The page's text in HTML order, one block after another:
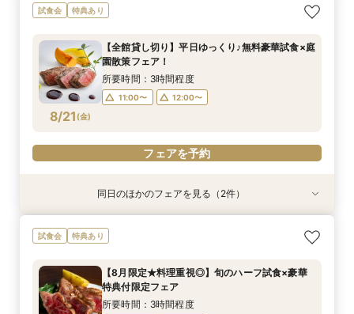
8/20(木)
≪はじめての見学☆≫90分でショート相談会
【特典付き♪】
12:00〜
14:00〜
15:00〜
16:00〜
8/20(木)
〈平日限定♪〉＊1600坪の庭園美＆邸宅＊【全館
見学ツアー】
12:00〜
15:00〜
17:00〜
18:00〜
試食会 特典あり
8/21 (金)
【全館貸し切り】平日ゆっくり♪無料豪華試食×庭
園散策フェア！
所要時間：3時間程度
11:00〜 12:00〜
フェアを予約
8/21(金)
≪はじめての見学☆≫90分でショート相談会
【特典付き♪】
12:00〜
13:00〜
14:00〜
15:00〜
8/21(金)
〈平日限定♪〉＊1600坪の庭園美＆邸宅＊【全館
見学ツアー】
12:00〜
13:00〜
15:00〜
17:00〜
同日のほかのフェアを見る（2件）
試食会 特典あり
【8月限定★料理重視◎】旬のハーフ試食×豪華
特典付限定フェア
所要時間：3時間程度